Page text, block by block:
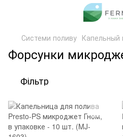
Системи поливу Капельный
Форсунки
Фільтр